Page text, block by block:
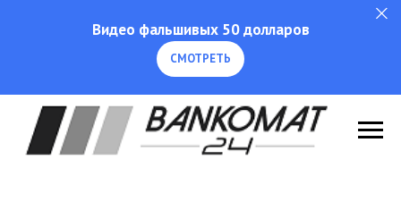
Видео фальшивых 50 долларов
СМОТРЕТЬ